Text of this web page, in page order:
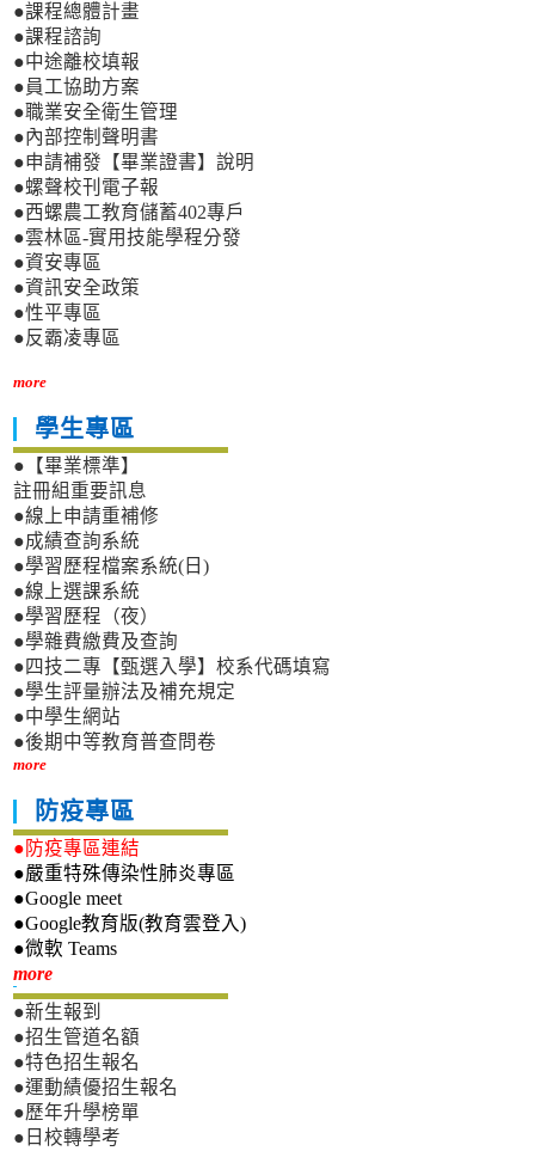
●課程總體計畫
●課程諮詢
●中途離校填報
●員工協助方案
●職業安全衛生管理
●內部控制聲明書
●申請補發【畢業證書】說明
●螺聲校刊電子報
●西螺農工教育儲蓄402專戶
●雲林區-實用技能學程分發
●資安專區
●資訊安全政策
●性平專區
●反霸凌專區
more
學生專區
●【畢業標準】
註冊組重要訊息
●線上申請重補修
●成績查詢系統
●學習歷程檔案系統(日)
●線上選課系統
●學習歷程（夜）
●學雜費繳費及查詢
●四技二專【甄選入學】校系代碼填寫
●學生評量辦法及補充規定
●中學生網站
●後期中等教育普查問卷
more
防疫專區
●防疫專區連結
●嚴重特殊傳染性肺炎專區
●Google meet
●Google教育版(教育雲登入)
●微軟 Teams
more新生專區
●新生報到
●招生管道名額
●特色招生報名
●運動績優招生報名
●歷年升學榜單
●日校轉學考